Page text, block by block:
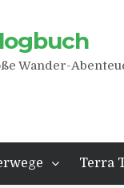
Wander-
Terra